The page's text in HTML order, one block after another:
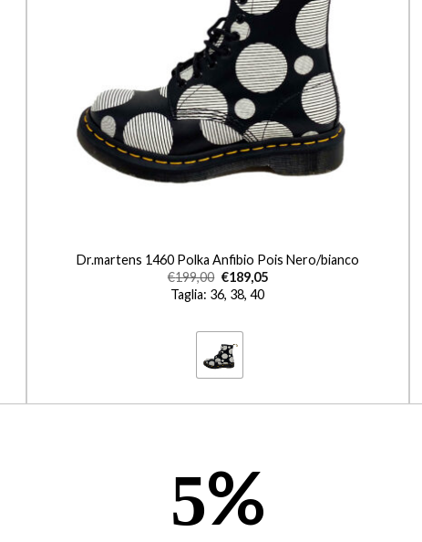
Dr.martens 1460 Polka Anfibio Pois Nero/bianco
€199,00 €189,05
Taglia: 36, 38, 40
5%